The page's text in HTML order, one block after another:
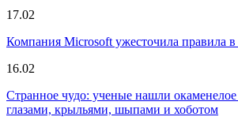
17.02
Компания Microsoft ужесточила правила в
16.02
Странное чудо: ученые нашли
глазами, крыльями, шыпами и хоботом